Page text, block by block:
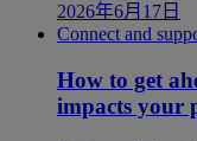
2026年6月17日
Connect and
How to get
impacts your